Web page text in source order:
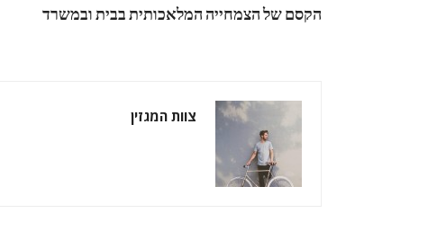
הקסם של הצמחייה המלאכותית בבית ובמשרד
צוות המגזין